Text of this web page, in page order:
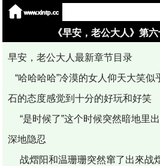
《早安，老公大人》第
早安，老公大人最新章节目录
“哈哈哈哈”冷漠的女人仰天大笑
石的态度感觉到十分的好玩和好笑
“是时候了”这个时候突然暗地里
深地隐忍
战熠阳和温珊珊突然窜了出來战